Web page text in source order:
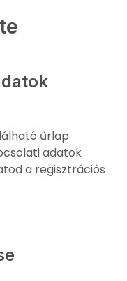
űrlap
adatok
a regisztrációs